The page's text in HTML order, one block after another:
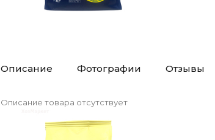
Описание Фотографии Отзывы
Описание товара отсутствует